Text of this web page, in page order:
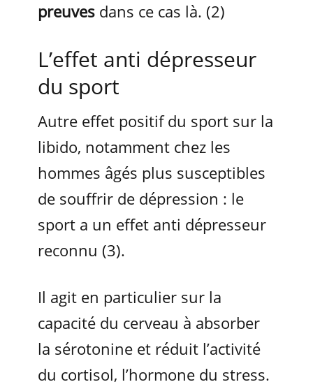
preuves dans ce cas là. (2)
L’effet anti dépresseur
du sport
Autre effet positif du sport sur la
libido, notamment chez les
hommes âgés plus susceptibles
de souffrir de dépression : le
sport a un effet anti dépresseur
reconnu (3).
Il agit en particulier sur la
capacité du cerveau à absorber
la sérotonine et réduit l’activité
du cortisol, l’hormone du stress.